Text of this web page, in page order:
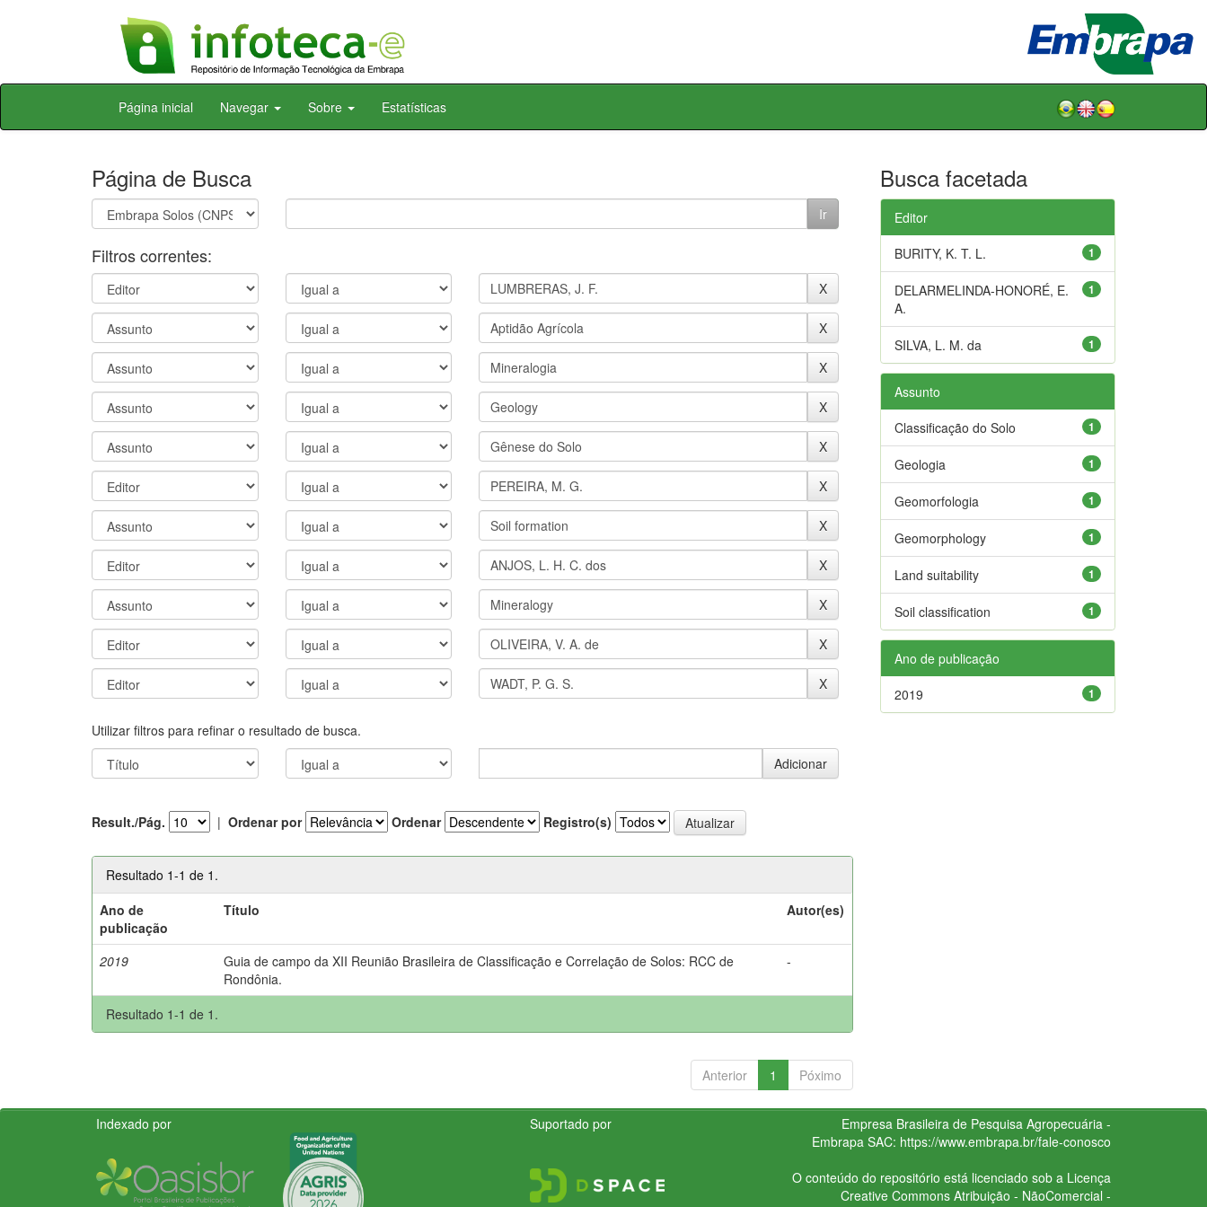
Skip
Página inicial Navegar Sobre Estatísticas
Página de Busca
Filtros correntes:
Utilizar filtros para refinar o resultado de busca.
Result./Pág. | Ordenar por Ordenar Registro(s)
Resultado 1-1 de 1.
Ano de
publicação
Título Autor(es)
2019
Guia de campo da XII Reunião Brasileira de Classificação e Correlação de Solos: RCC de
Rondônia.
-
Resultado 1-1 de 1.
Anterior 1 Póximo
Busca facetada
Editor
1
BURITY, K. T. L.
1
DELARMELINDA-HONORÉ, E.
A.
1
SILVA, L. M. da
Assunto
1
Classificação do Solo
1
Geologia
1
Geomorfologia
1
Geomorphology
1
Land suitability
1
Soil classification
Ano de publicação
1
2019
Indexado por Suportado por
Empresa Brasileira de Pesquisa Agropecuária -
Embrapa SAC: https://www.embrapa.br/fale-conosco
O conteúdo do repositório está licenciado sob a Licença
Creative CommonsAtribuição - NãoComercial -